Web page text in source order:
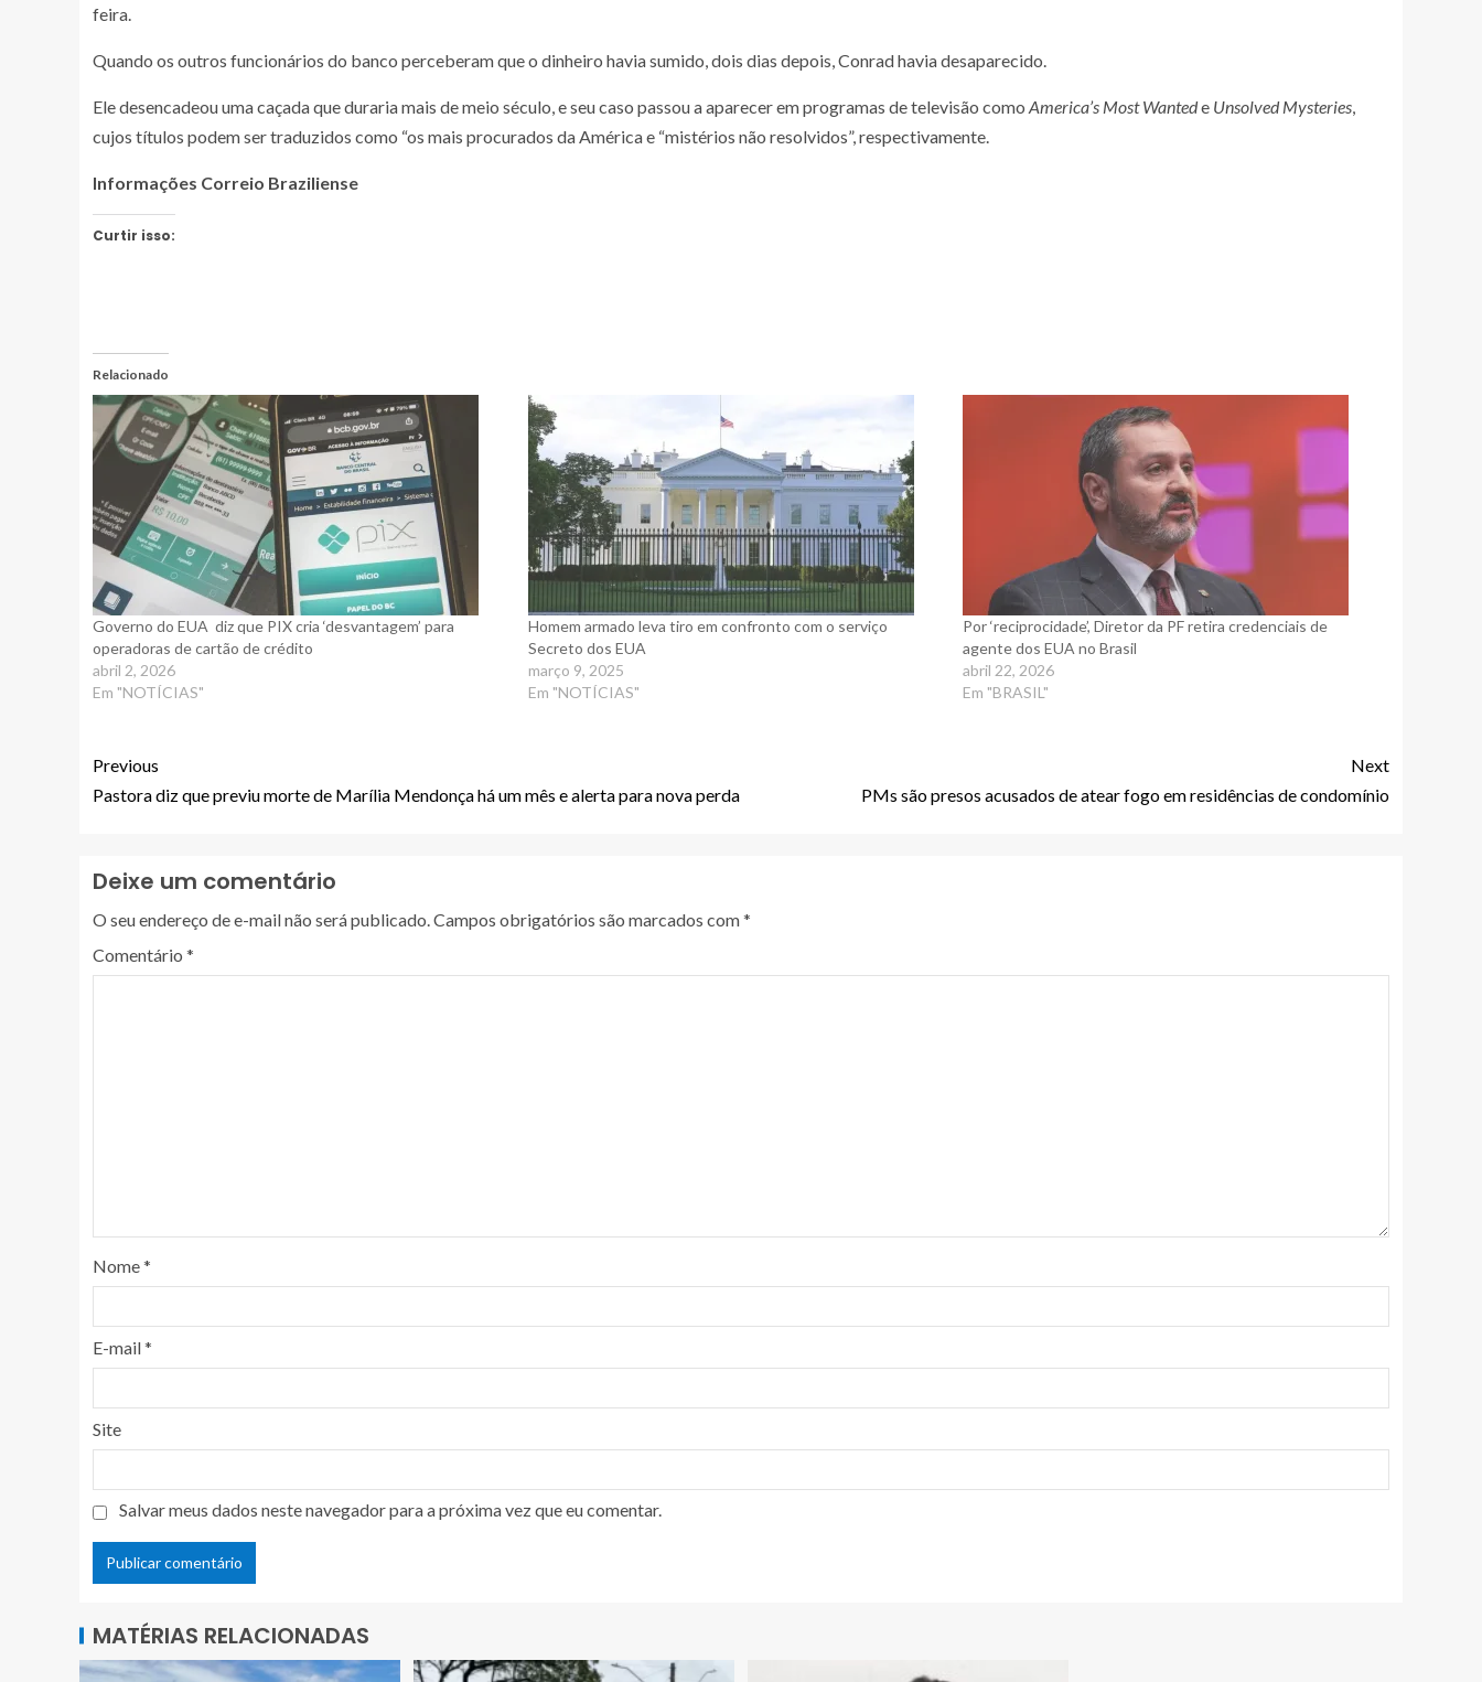
feira.
Quando os outros funcionários do banco perceberam que o dinheiro havia sumido, dois dias depois, Conrad havia desaparecido.
Ele desencadeou uma caçada que duraria mais de meio século, e seu caso passou a aparecer em programas de televisão como America’s Most Wantede Unsolved Mysteries,
cujos títulos podem ser traduzidos como “os mais procurados da América e “mistérios não resolvidos”, respectivamente.
Informações Correio Braziliense
Curtir isso:
Relacionado
Governo do EUA diz que PIX cria ‘desvantagem’ para
operadoras de cartão de crédito
abril 2, 2026
Em "NOTÍCIAS"
Homem armado leva tiro em confronto com o serviço
Secreto dos EUA
março 9, 2025
Em "NOTÍCIAS"
Por ‘reciprocidade’, Diretor da PF retira credenciais de
agente dos EUA no Brasil
abril 22, 2026
Em "BRASIL"
Previous
Pastora diz que previu morte de Marília Mendonça há um mês e alerta para nova perda
Next
PMs são presos acusados de atear fogo em residências de condomínio
Deixe um comentário
O seu endereço de e-mail não será publicado.Campos obrigatórios são marcados com*
Comentário *
Nome*
E-mail*
Site
Salvar meus dados neste navegador para a próxima vez que eu comentar.
MATÉRIAS RELACIONADAS